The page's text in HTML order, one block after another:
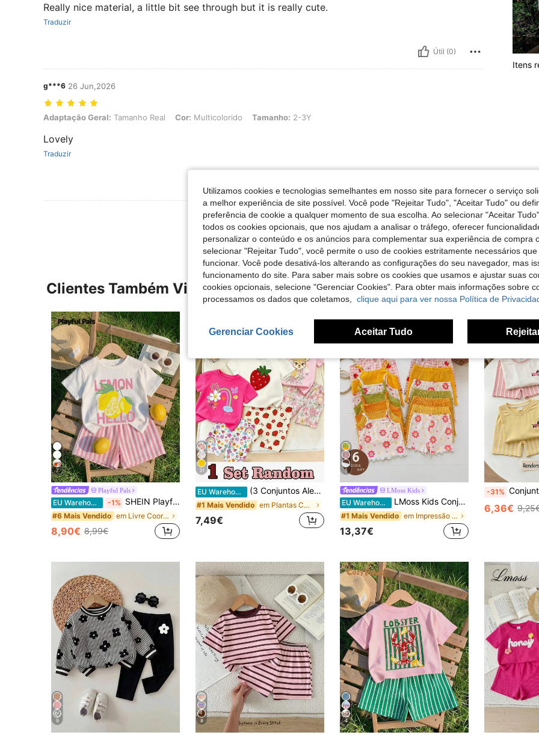
Really nice material, a little bit see through but it is really cute.
Traduzir
Útil (0)
g***6 26 Jun,2026
Adaptação Geral: Tamanho Real, Cor: Multicolorido, Tamanho: 2-3Y
Adaptação Geral: Tamanho Real Cor: Multicolorido Tamanho: 2-3Y
Lovely
Traduzir
Ver Mais Avaliações
Itens
Clientes Também Visitaram
7
Playful Pals
EU Warehouse -1% SHEIN Playful Pals 2 peças/conjunto T-shirt de manga curta com gola redonda e estampa de limão e calções às riscas, branco, verão, fofo, férias, conjunto para bebé e criança pequena
#6 Mais Vendido em Livre Coordenadas de t-shirt para bebés meninas
8,90€ 8,99€
31
EU Warehouse (3 Conjuntos Aleatórios, Envio de 1 Conjunto) Conjunto de T-shirt Curta Básica e Calções Biker para Bebé Menina, Estampa de Arco-Íris Colorida com Flores, Borboletas, Veado e Morango, para Todas as Estações, Rosa, Branco e Magenta, Doce e Fofo
#1 Mais Vendido em Plantas Coordenadas de t-shirt para bebés menin
7,49€
5
LMoss Kids
EU Warehouse LMoss Kids Conjunto de 6 peças para bebê menina, estilo casual minimalista, com estampa fofa: blusa regata e shorts.
#1 Mais Vendido em Impressão completa Blusa de alças coordenada pa
13,37€
-31% Conjunto de T-shirt de manga curta com gola redonda e calções para bebé
6,36€
9 8 4
Utilizamos cookies e tecnologias semelhantes em nosso site para fornecer o serviço
a melhor experiência de site possível. Você pode "Rejeitar Tudo", "Aceitar Tudo" ou
preferência de cookie a qualquer momento de sua escolha. Ao selecionar "Aceitar
todos os cookies opcionais, que nos ajudam a analisar o tráfego, oferecer
personalizar o conteúdo e os anúncios para complementar sua experiência de compra
selecionar "Rejeitar Tudo", você permite o uso de cookies estritamente necessários
funcionar. Você pode desativá-los alterando as configurações do seu navegador, mas
funcionamento do site. Para saber mais sobre os cookies que usamos e ajustar suas
cookies opcionais, selecione "Gerenciar Cookies". Para obter mais informações sobre
processamos os dados que coletamos, clique aqui para ver nossa Política de
Gerenciar Cookies Aceitar Tudo